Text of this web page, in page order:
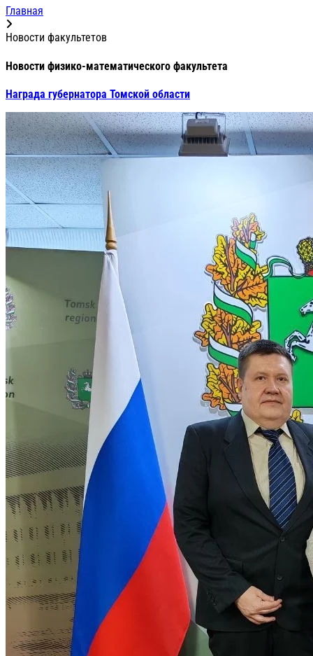
Главная
Новости факультетов
Новости физико-математического факультета
Награда губернатора Томской области